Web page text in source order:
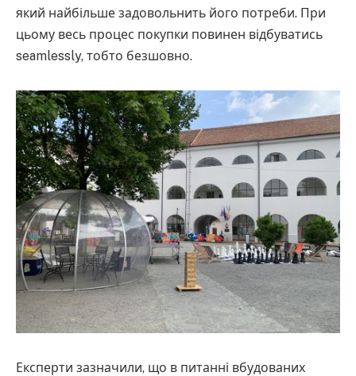
який найбільше задовольнить його потреби. При
цьому весь процес покупки повинен відбуватись
seamlessly, тобто безшовно.
Експерти зазначили, що в питанні вбудованих